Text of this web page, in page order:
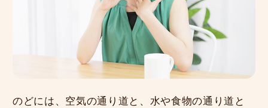
のどには、空気の通り道と、水や食物の通り道と